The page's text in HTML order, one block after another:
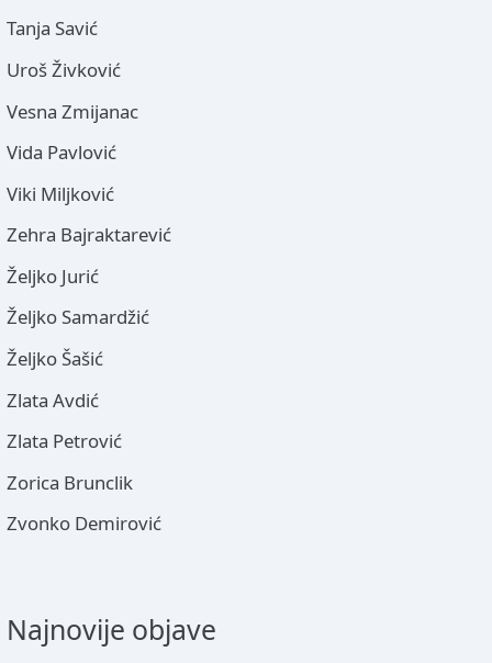
Tanja Savić
Uroš Živković
Vesna Zmijanac
Vida Pavlović
Viki Miljković
Zehra Bajraktarević
Željko Jurić
Željko Samardžić
Željko Šašić
Zlata Avdić
Zlata Petrović
Zorica Brunclik
Zvonko Demirović
Najnovije objave